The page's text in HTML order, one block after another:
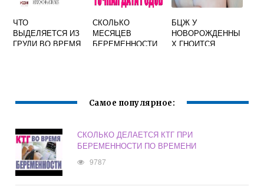
ЧТО
ВЫДЕЛЯЕТСЯ ИЗ
ГРУДИ ВО ВРЕМЯ
СКОЛЬКО
МЕСЯЦЕВ
БЕРЕМЕННОСТИ
БЦЖ У
НОВОРОЖДЕННЫ
Х ГНОИТСЯ
Самое популярное:
СКОЛЬКО ДЕЛАЕТСЯ КТГ ПРИ
БЕРЕМЕННОСТИ ПО ВРЕМЕНИ
9787